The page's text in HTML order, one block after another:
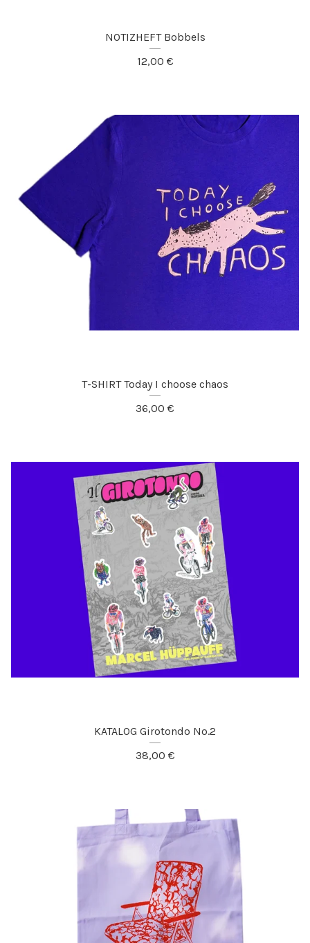
NOTIZHEFT Bobbels
12,00 €
T-SHIRT Today I choose chaos
36,00 €
KATALOG Girotondo No.2
38,00 €